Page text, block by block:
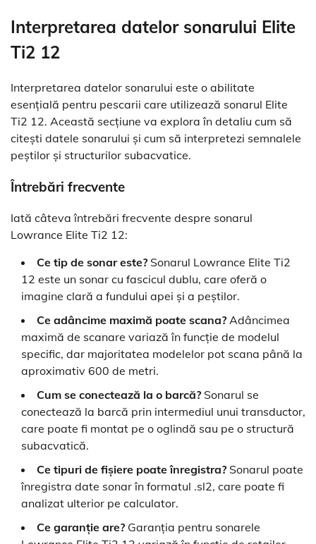
Interpretarea datelor sonarului Elite
Ti2 12
Interpretarea datelor sonarului este o abilitate
esențială pentru pescarii care utilizează sonarul Elite
Ti2 12. Această secțiune va explora în detaliu cum să
citești datele sonarului și cum să interpretezi semnalele
peștilor și structurilor subacvatice.
Întrebări frecvente
Iată câteva întrebări frecvente despre sonarul
Lowrance Elite Ti2 12:
Ce tip de sonar este?Sonarul Lowrance Elite Ti2
12 este un sonar cu fascicul dublu, care oferă o
imagine clară a fundului apei și a peștilor.
Ce adâncime maximă poate scana?Adâncimea
maximă de scanare variază în funcție de modelul
specific, dar majoritatea modelelor pot scana până la
aproximativ 600 de metri.
Cum se conectează la o barcă?Sonarul se
conectează la barcă prin intermediul unui transductor,
care poate fi montat pe o oglindă sau pe o structură
subacvatică.
Ce tipuri de fișiere poate înregistra?Sonarul poate
înregistra date sonar în formatul .sl2, care poate fi
analizat ulterior pe calculator.
Ce garanție are?Garanția pentru sonarele